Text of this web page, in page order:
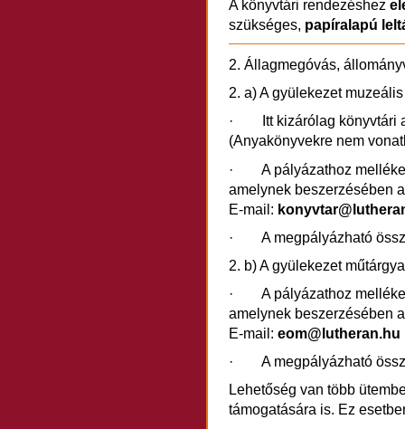
A könyvtári rendezéshez
szükséges, papíralapú
2. Állagmegóvás,
2. a) A gyülekezet
· Itt kizárólag könyvtári
(Anyakönyvekre nem
· A pályázathoz
amelynek beszerzésében
E-mail:
· A megpályázható
2. b) A gyülekezet
· A pályázathoz
amelynek beszerzésében
E-mail:eom@lutheran.hu
· A megpályázható
Lehetőség van több
támogatására is. Ez